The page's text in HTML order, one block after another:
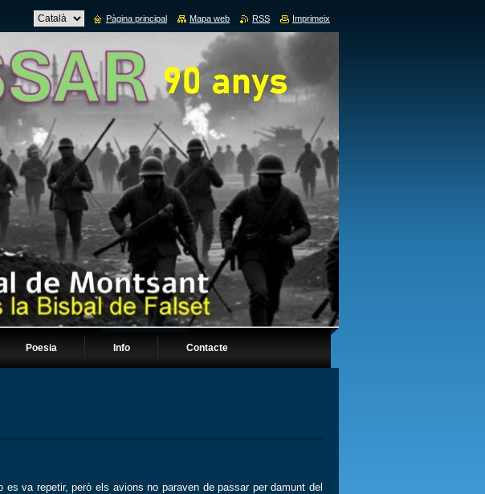
Poesia Info Contacte
es va repetir, però els avions no paraven de passar per damunt del
Pàgina principal Mapa web RSS Imprimeix